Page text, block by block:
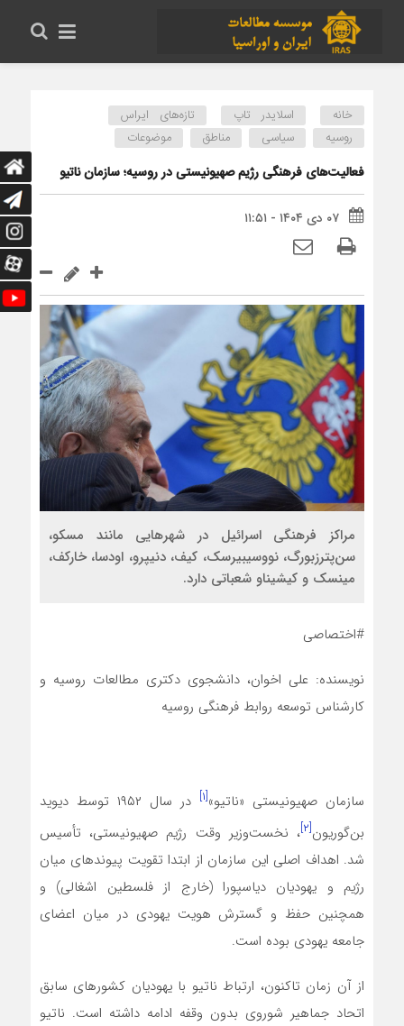
خانه اسلایدر تاپ
تازه‌های ایراس
روسیه
سیاسی مناطق موضوعات
فعالیت­‌های فرهنگی رژیم صهیونیستی در روسیه؛ سازمان ناتیو
۰۷ دی ۱۴۰۴ - ۱۱:۵۱
مراکز فرهنگی اسرائیل در شهرهایی مانند مسکو،
سن‌پترزبورگ، نووسیبیرسک، کیف، دنیپرو، اودسا، خارکف،
مینسک و کیشیناو شعباتی دارد.
#اختصاصی
نویسنده: علی اخوان، دانشجوی دکتری مطالعات روسیه و
کارشناس توسعه روابط فرهنگی روسیه
سازمان صهیونیستی «ناتیو»[۱]
در سال ۱۹۵۲ توسط دیوید
بن‌گوریون[۲] ، نخست‌وزیر وقت رژیم صهیونیستی، تأسیس
شد. اهداف اصلی این سازمان از ابتدا تقویت پیوندهای میان
رژیم و یهودیان دیاسپورا (خارج از فلسطین اشغالی) و
همچنین حفظ و گسترش هویت یهودی در میان اعضای
جامعه یهودی بوده است.
از آن زمان تاکنون، ارتباط ناتیو با یهودیان کشورهای سابق
اتحاد جماهیر شوروی بدون وقفه ادامه داشته است. ناتیو